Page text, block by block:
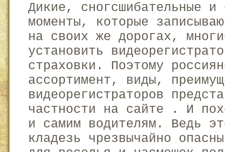
Дикие, сногсшибательные и
моменты, которые
на своих же дорогах,
установить
страховки. Поэтому
ассортимент, виды,
видеорегистраторов
частности на сайте . И
и самим водителям. Ведь
кладезь чрезвычайно